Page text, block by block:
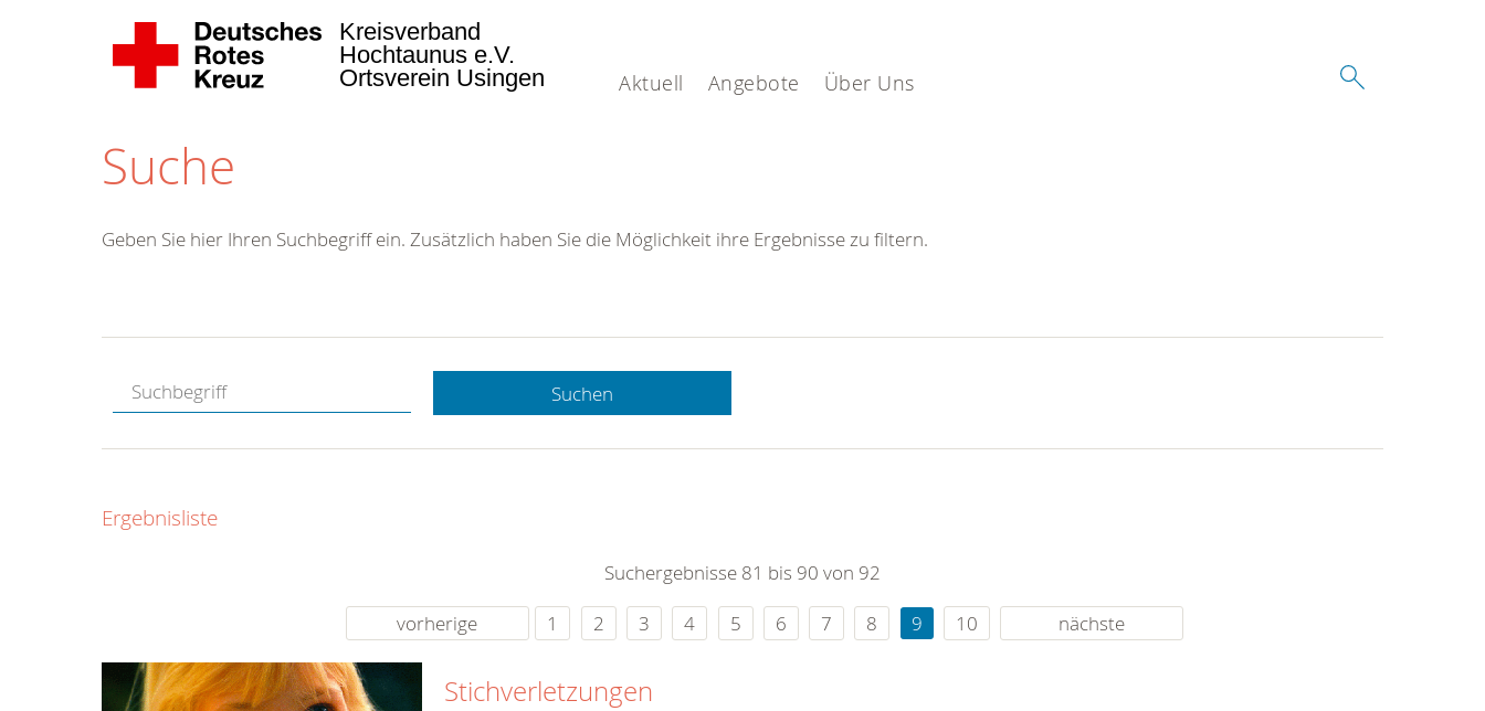
Aktuell Angebote Über Uns
Kreisverband
Hochtaunus e.V.
Ortsverein Usingen
Suche
Hotline.
gerne.
rund um die Uhr
Geben Sie hier Ihren Suchbegriff ein. Zusätzlich haben Sie die Möglichkeit ihre Ergebnisse zu filtern.
Suchen
Ergebnisliste
Suchergebnisse 81 bis 90 von 92
vorherige
1 2 3 4 5 6 7 8 9 10 nächste
Stichverletzungen